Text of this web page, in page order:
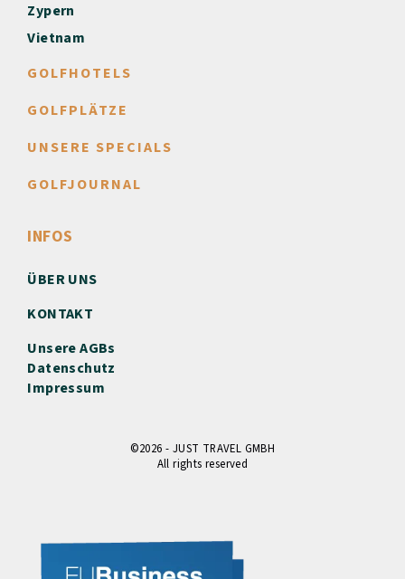
Zypern
Vietnam
GOLFHOTELS
GOLFPLÄTZE
UNSERE SPECIALS
GOLFJOURNAL
INFOS
ÜBER UNS
KONTAKT
Unsere AGBs
Datenschutz
Impressum
©2026 - JUST TRAVEL GMBH
All rights reserved